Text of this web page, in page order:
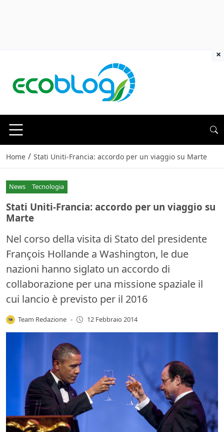
Home / Stati Uniti-Francia: accordo per un viaggio su Marte
News Tecnologia
Stati Uniti-Francia: accordo per un viaggio su
Marte
Nel corso della visita di Stato del presidente
François Hollande a Washington, le due
nazioni hanno siglato un accordo di
collaborazione per una missione spaziale il
cui lancio è previsto per il 2016
Team Redazione - 12 Febbraio 2014
×